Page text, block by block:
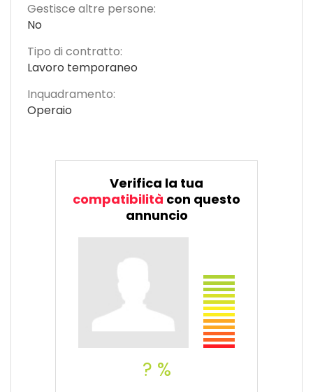
Gestisce altre persone:
No
Tipo di contratto:
Lavoro temporaneo
Inquadramento:
Operaio
Verifica la tua
compatibilità con questo
annuncio
? %